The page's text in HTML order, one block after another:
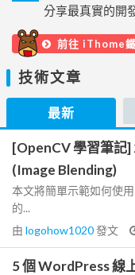
分享最真實的開
前往 iThome
技術文章
最新
[OpenCV 學習筆記]
(Image Blending)
本文將簡單示範如何使
的...
由 logohow1020發文
5 個 WordPress 線